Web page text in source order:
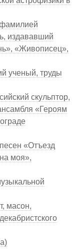
фамилией
издававший
«Живописец»,
ученый, труды
скульптор,
«Героям
«Отъезд
моя»,
масон,